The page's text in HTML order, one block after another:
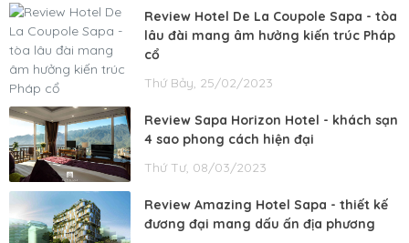
Review Hotel De La Coupole Sapa - tòa
lâu đài mang âm hưởng kiến trúc Pháp
cổ
Thứ Bảy, 25/02/2023
Review Sapa Horizon Hotel - khách sạn
4 sao phong cách hiện đại
Thứ Tư, 08/03/2023
Review Amazing Hotel Sapa - thiết kế
đương đại mang dấu ấn địa phương